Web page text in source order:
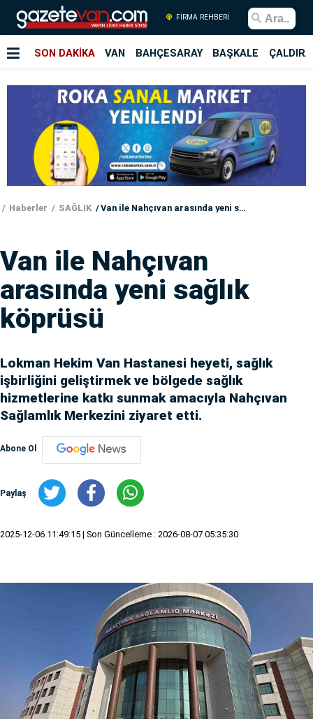
FİRMA REHBERİ
SON DAKİKA VAN BAHÇESARAY BAŞKALE
Haberler SAĞLIK Van ile Nahçıvan arasında yeni sağlık köprüsü
Van ile Nahçıvan
arasında yeni sağlık
köprüsü
Lokman Hekim Van Hastanesi heyeti, sağlık
işbirliğini geliştirmek ve bölgede sağlık
hizmetlerine katkı sunmak amacıyla Nahçıvan
Sağlamlık Merkezini ziyaret etti.
Abone Ol
Paylaş
2025-12-06 11:49:15 | Son Güncelleme : 2026-08-07 05:35:30